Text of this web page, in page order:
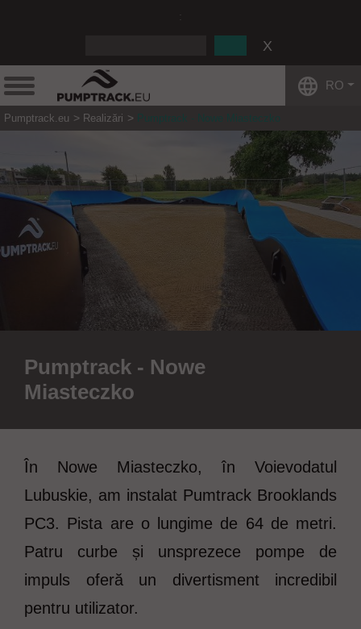
RO
Pumptrack.eu Realizări Pumptrack - Nowe Miasteczko
Pumptrack - Nowe
Miasteczko
În Nowe Miasteczko, în Voievodatul
Lubuskie, am instalat Pumtrack Brooklands
PC3. Pista are o lungime de 64 de metri.
Patru curbe și unsprezece pompe de
impuls oferă un divertisment incredibil
pentru utilizator.